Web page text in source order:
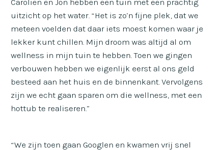
uitzicht op het water. “Het is zo’n fijne plek, dat we
meteen voelden dat daar iets moest komen waar je
lekker kunt chillen. Mijn droom was altijd al om
wellness in mijn tuin te hebben. Toen we gingen
verbouwen hebben we eigenlijk eerst al ons geld
besteed aan het huis en de binnenkant. Vervolgens
zijn we echt gaan sparen om die wellness, met een
hottub te realiseren.”
“We zijn toen gaan Googlen en kwamen vrij snel